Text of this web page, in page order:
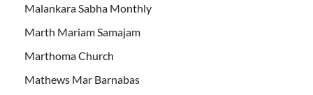
Malankara Sabha Monthly
Marth Mariam Samajam
Marthoma Church
Mathews Mar Barnabas